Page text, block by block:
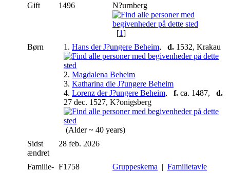
Gift
1496 N?urnberg
[1]
Børn
1. Hans der J?ungere Beheim, d. 1532, Krakau
2. Magdalena Beheim
3. Katharina die J?ungere Beheim
4. Lorenz der J?ungere Beheim, f. ca. 1487, d.
27 dec. 1527, K?onigsberg
(Alder ~ 40 years)
Sidst
ændret
28 feb. 2026
Familie- F1758 Gruppeskema | Familietavle